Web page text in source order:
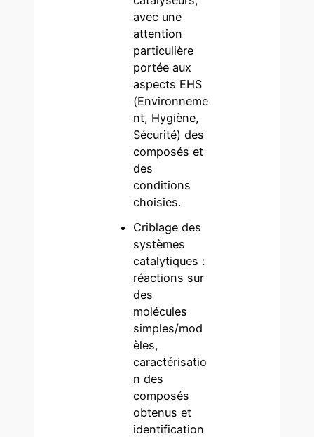
avec une
attention
particulière
portée aux
aspects EHS
(Environneme
nt, Hygiène,
Sécurité) des
composés et
des
conditions
choisies.
Criblage des
systèmes
catalytiques :
réactions sur
des
molécules
simples/mod
èles,
caractérisatio
n des
composés
obtenus et
identification